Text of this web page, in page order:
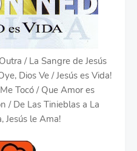
/ La Sangre de Jesús
Dios Ve / Jesús es Vida!
Tocó / Que Amor es
/ De Las Tinieblas a La
Jesús le Ama!